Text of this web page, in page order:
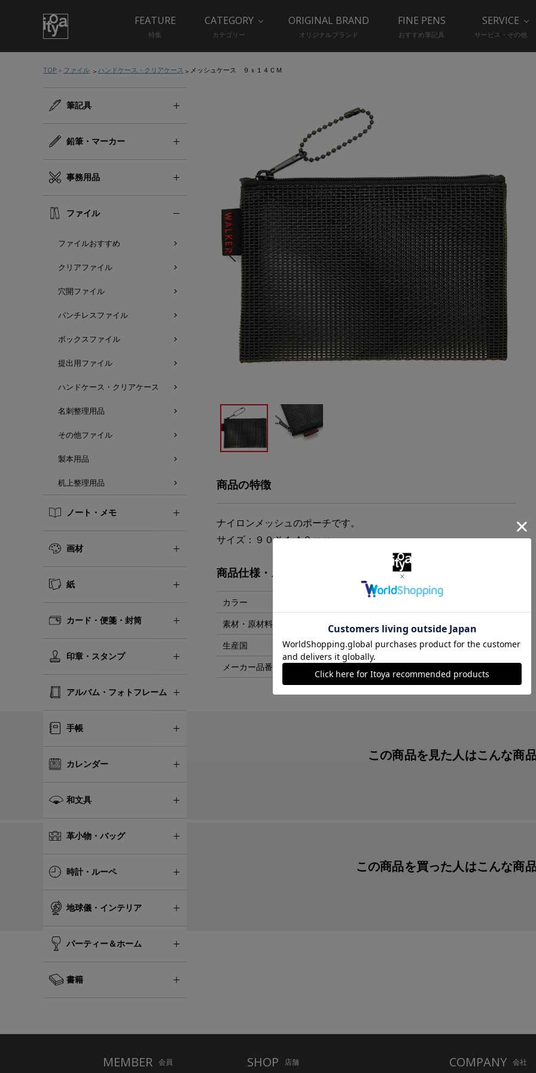
FEATURE
特集
CATEGORY
カテゴリー
ORIGINAL BRAND
オリジナルブランド
FINE PENS
おすすめ筆記具
SERVICE
サービス・その他
TOP ファイル ハンドケース・クリアケース メッシュケース ９ｘ１４ＣＭ
筆記具
鉛筆・マーカー
事務用品
ファイル
ファイルおすすめ
クリアファイル
穴開ファイル
パンチレスファイル
ボックスファイル
提出用ファイル
ハンドケース・クリアケース
名刺整理用品
その他ファイル
製本用品
机上整理用品
ノート・メモ
画材
紙
カード・便箋・封筒
印章・スタンプ
アルバム・フォトフレーム
手帳
カレンダー
和文具
革小物・バッグ
時計・ルーペ
地球儀・インテリア
パーティー＆ホーム
書籍
商品の特徴
ナイロンメッシュのポーチです。
サイズ：９０Ｘ１４０ｍｍ。
商品仕様・スペック
カラー
素材・原材料
ナイロン
生産国
アメリカ
メーカー品番
010PM-00-00
この商品を見た人はこんな商
この商品を買った人はこんな商
MEMBER 会員 SHOP 店舗 COMPANY 会社